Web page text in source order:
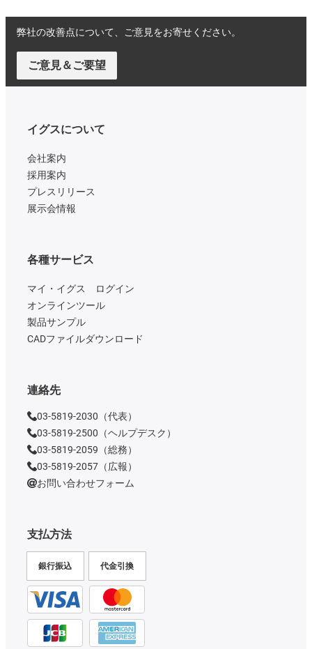
弊社の改善点について、ご意見をお寄せください。
ご意見＆ご要望
イグスについて
会社案内
採用案内
プレスリリース
展示会情報
支払方法
銀行振込 代金引換
各種サービス
マイ・イグス ログイン
オンラインツール
製品サンプル
CADファイルダウンロード
連絡先
03-5819-2030（代表）
03-5819-2500（ヘルプデスク）
03-5819-2059（総務）
03-5819-2057（広報）
お問い合わせフォーム